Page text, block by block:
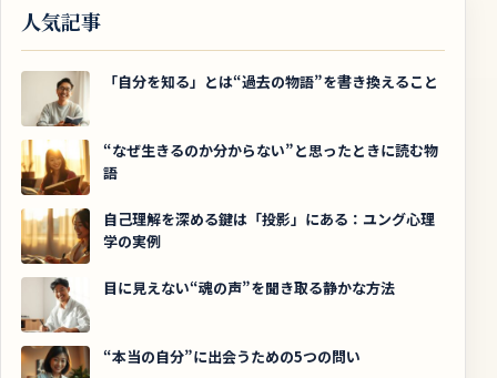
人気記事
「自分を知る」とは“過去の物語”を書き換えること
“なぜ生きるのか分からない”と思ったときに読む物
語
自己理解を深める鍵は「投影」にある：ユング心理
学の実例
目に見えない“魂の声”を聞き取る静かな方法
“本当の自分”に出会うための5つの問い